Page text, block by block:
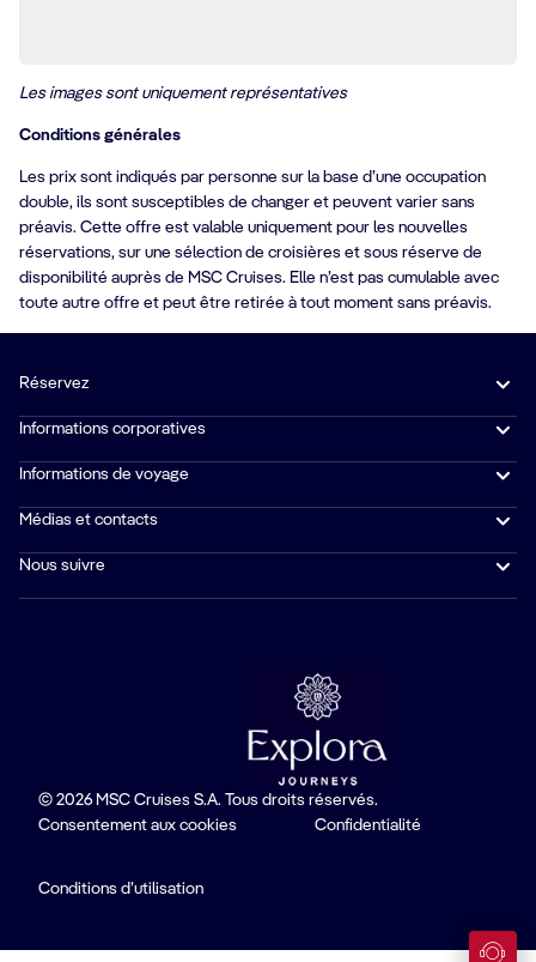
Les images sont uniquement représentatives
Conditions générales
Les prix sont indiqués par personne sur la base d’une occupation
double, ils sont susceptibles de changer et peuvent varier sans
préavis. Cette offre est valable uniquement pour les nouvelles
réservations, sur une sélection de croisières et sous réserve de
disponibilité auprès de MSC Cruises. Elle n’est pas cumulable avec
toute autre offre et peut être retirée à tout moment sans préavis.
Réservez
Informations corporatives
Informations de voyage
Médias et contacts
Nous suivre
© 2026 MSC Cruises S.A. Tous droits réservés.
Consentement aux cookies
Confidentialité
Conditions d’utilisation